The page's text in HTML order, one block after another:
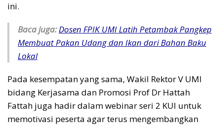
ini.
Baca juga:Dosen FPIK UMI Latih Petambak Pangkep
Membuat Pakan Udang dan Ikan dari Bahan Baku
Lokal
Pada kesempatan yang sama, Wakil Rektor V UMI
bidang Kerjasama dan Promosi Prof Dr Hattah
Fattah juga hadir dalam webinar seri 2 KUI untuk
memotivasi peserta agar terus mengembangkan